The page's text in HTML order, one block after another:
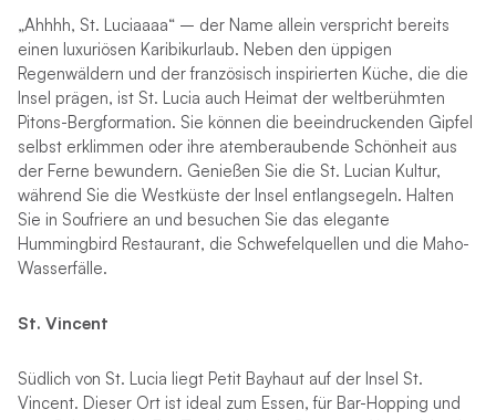
„Ahhhh, St. Luciaaaa“ – der Name allein verspricht bereits
einen luxuriösen Karibikurlaub. Neben den üppigen
Regenwäldern und der französisch inspirierten Küche, die die
Insel prägen, ist St. Lucia auch Heimat der weltberühmten
Pitons-Bergformation. Sie können die beeindruckenden Gipfel
selbst erklimmen oder ihre atemberaubende Schönheit aus
der Ferne bewundern. Genießen Sie die St. Lucian Kultur,
während Sie die Westküste der Insel entlangsegeln. Halten
Sie in Soufriere an und besuchen Sie das elegante
Hummingbird Restaurant, die Schwefelquellen und die Maho-
Wasserfälle.
St. Vincent
Südlich von St. Lucia liegt Petit Bayhaut auf der Insel St.
Vincent. Dieser Ort ist ideal zum Essen, für Bar-Hopping und